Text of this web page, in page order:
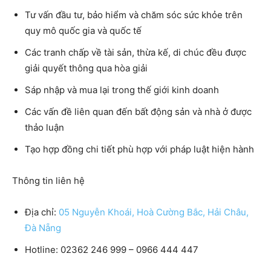
Tư vấn đầu tư, bảo hiểm và chăm sóc sức khỏe trên
quy mô quốc gia và quốc tế
Các tranh chấp về tài sản, thừa kế, di chúc đều được
giải quyết thông qua hòa giải
Sáp nhập và mua lại trong thế giới kinh doanh
Các vấn đề liên quan đến bất động sản và nhà ở được
thảo luận
Tạo hợp đồng chi tiết phù hợp với pháp luật hiện hành
Thông tin liên hệ
Địa chỉ: 05 Nguyễn Khoái, Hoà Cường Bắc, Hải Châu,
Đà Nẵng
Hotline: 02362 246 999 – 0966 444 447